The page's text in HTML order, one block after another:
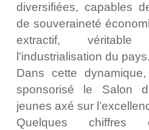
diversifiées, capables
de souveraineté
extractif,
l’industrialisation du pays.
Dans cette
sponsorisé le Salon
jeunes axé sur
Quelques